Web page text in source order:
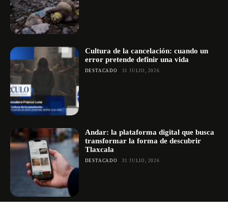
Cultura de la cancelación: cuando un
error pretende definir una vida
DESTACADO 31 JULIO, 2026
Andar: la plataforma digital que busca
transformar la forma de descubrir
Tlaxcala
DESTACADO 31 JULIO, 2026